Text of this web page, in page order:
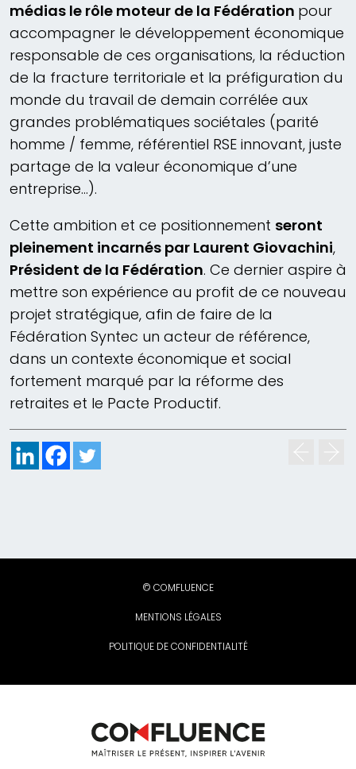
médias le rôle moteur de la Fédération pour
accompagner le développement économique
responsable de ces organisations, la réduction
de la fracture territoriale et la préfiguration du
monde du travail de demain corrélée aux
grandes problématiques sociétales (parité
homme / femme, référentiel RSE innovant, juste
partage de la valeur économique d’une
entreprise…).
Cette ambition et ce positionnement seront
pleinement incarnés par Laurent Giovachini,
Président de la Fédération. Ce dernier aspire à
mettre son expérience au profit de ce nouveau
projet stratégique, afin de faire de la
Fédération Syntec un acteur de référence,
dans un contexte économique et social
fortement marqué par la réforme des
retraites et le Pacte Productif.
© COMFLUENCE
MENTIONS LÉGALES
POLITIQUE DE CONFIDENTIALITÉ